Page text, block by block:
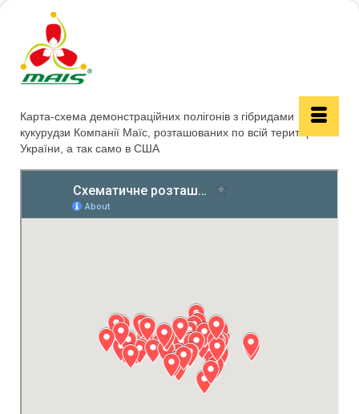
Карта-схема демонстраційних полігонів з гібридами
кукурудзи Компанії Маїс, розташованих по всій території
України, а так само в США